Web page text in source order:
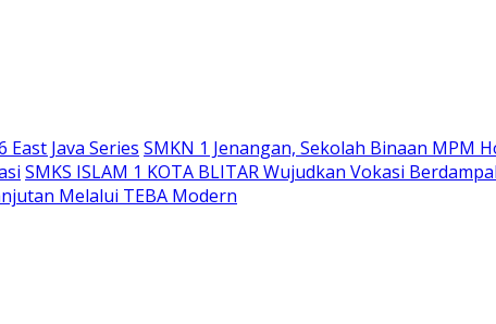
Java Series SMKN 1 Jenangan, Sekolah Binaan MPM
SMKS ISLAM 1 KOTA BLITAR Wujudkan Vokasi
Melalui TEBA Modern